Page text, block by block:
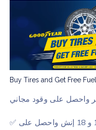
Buy Tires and Get Free Fuel
✅ اشتري 4 إطارات بمقاس 17 و 18 إنش واحصل على